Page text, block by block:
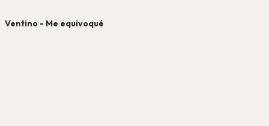
Ventino - Me equivoqué